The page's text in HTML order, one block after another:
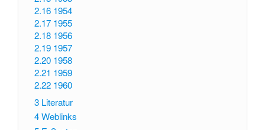
2.16 1954
2.17 1955
2.18 1956
2.19 1957
2.20 1958
2.21 1959
2.22 1960
3 Literatur
4Weblinks